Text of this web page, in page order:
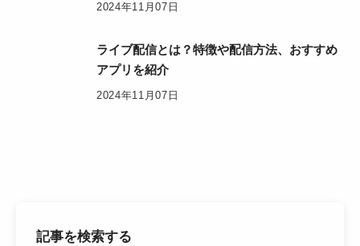
2024年11月07日
ライブ配信とは？特徴や配信方法、おすすめ
アプリを紹介
2024年11月07日
記事を検索する